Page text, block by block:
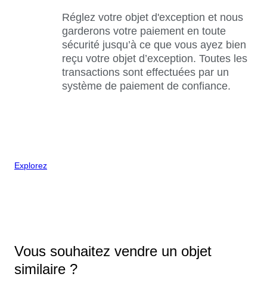
Réglez votre objet d'exception et nous
garderons votre paiement en toute
sécurité jusqu’à ce que vous ayez bien
reçu votre objet d’exception. Toutes les
transactions sont effectuées par un
système de paiement de confiance.
Explorez
Vous souhaitez vendre un objet
similaire ?